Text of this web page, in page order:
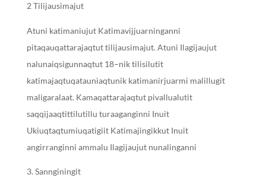
2 Tilijausimajut
Atuni katimaniujut Katimavijjuarninganni
pitaqauqattarajaqtut tilijausimajut. Atuni Ilagijaujut
nalunaiqsigunnaqtut 18−nik tilisilutit
katimajaqtuqatauniaqtunik katimanirjuarmi malillugit
maligaralaat. Kamaqattarajaqtut pivallualutit
saqqijaaqtittilutillu turaaganginni Inuit
Ukiuqtaqtumiuqatigiit Katimajingikkut Inuit
angirranginni ammalu Ilagijaujut nunalinganni
Sannginingit